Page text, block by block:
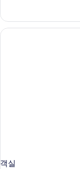
히
보
기
객실